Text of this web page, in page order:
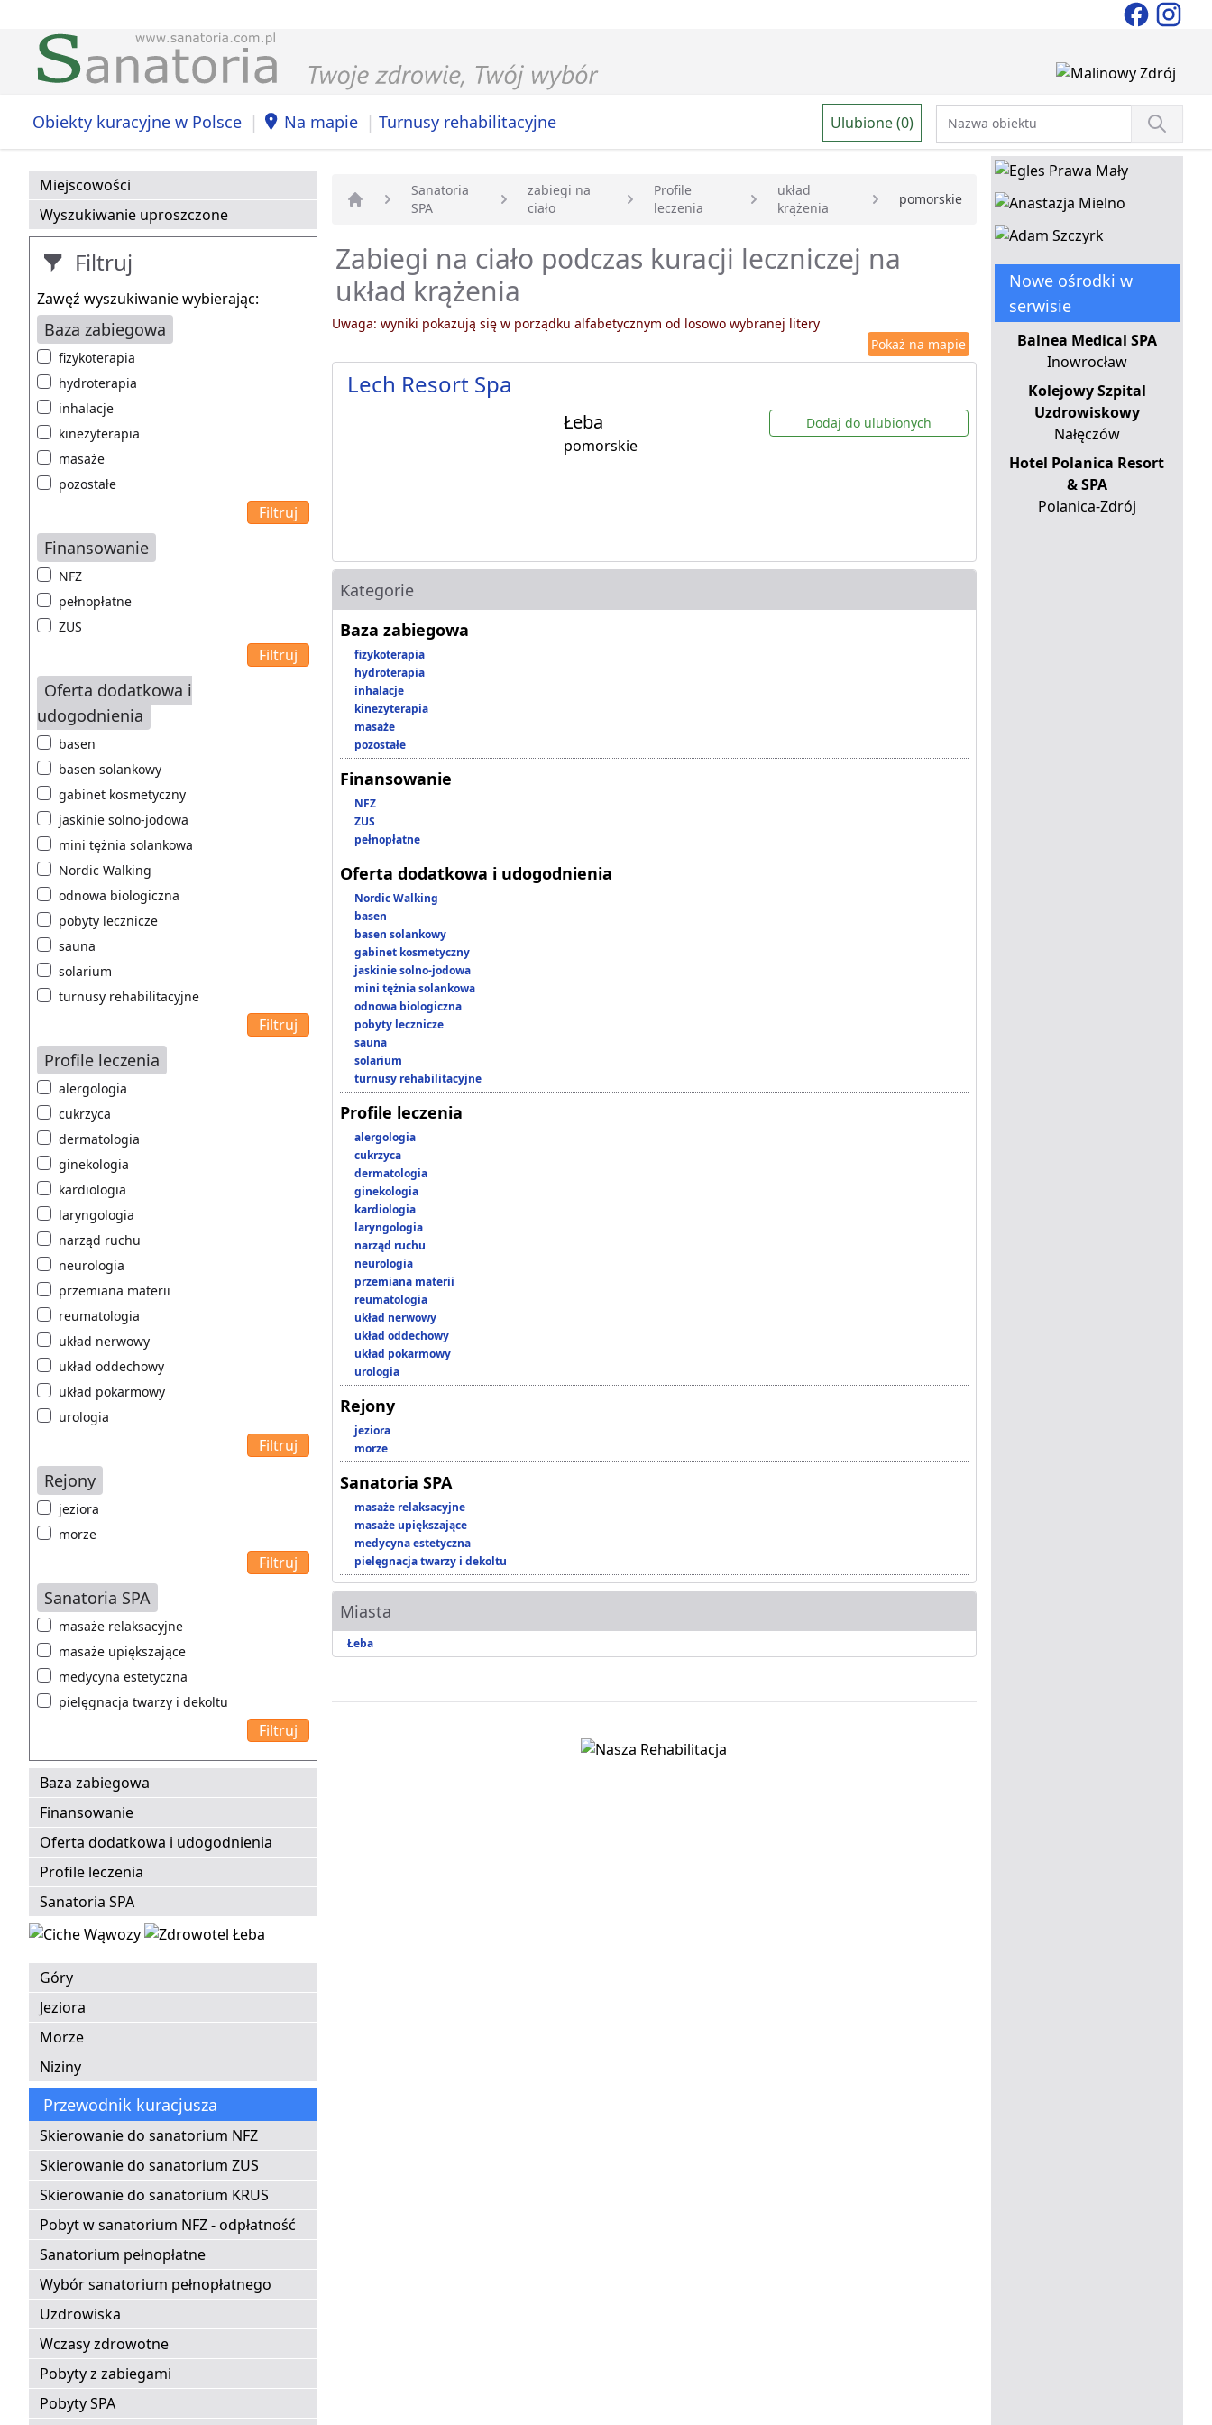
Obiekty kuracyjne w Polsce | Na mapie | Turnusy rehabilitacyjne Ulubione (0)
Miejscowości
Wyszukiwanie uproszczone
Filtruj
Zawęź wyszukiwanie wybierając:
Baza zabiegowa
fizykoterapia
hydroterapia
inhalacje
kinezyterapia
masaże
pozostałe
Finansowanie
NFZ
pełnopłatne
ZUS
Oferta dodatkowa i
udogodnienia
basen
basen solankowy
gabinet kosmetyczny
jaskinie solno-jodowa
mini tężnia solankowa
Nordic Walking
odnowa biologiczna
pobyty lecznicze
sauna
solarium
turnusy rehabilitacyjne
Profile leczenia
alergologia
cukrzyca
dermatologia
ginekologia
kardiologia
laryngologia
narząd ruchu
neurologia
przemiana materii
reumatologia
układ nerwowy
układ oddechowy
układ pokarmowy
urologia
Rejony
jeziora
morze
Sanatoria SPA
masaże relaksacyjne
masaże upiększające
medycyna estetyczna
pielęgnacja twarzy i dekoltu
Baza zabiegowa
Finansowanie
Oferta dodatkowa i udogodnienia
Profile leczenia
Sanatoria SPA
Góry
Jeziora
Morze
Niziny
Przewodnik kuracjusza
Skierowanie do sanatorium NFZ
Skierowanie do sanatorium ZUS
Skierowanie do sanatorium KRUS
Pobyt w sanatorium NFZ - odpłatność
Sanatorium pełnopłatne
Wybór sanatorium pełnopłatnego
Uzdrowiska
Wczasy zdrowotne
Pobyty z zabiegami
Pobyty SPA
Strona główna
Sanatoria
SPA
zabiegi na
ciało
Profile
leczenia
układ
krążenia
pomorskie
Zabiegi na ciało podczas kuracji leczniczej na
układ krążenia
Uwaga: wyniki pokazują się w porządku alfabetycznym od losowo wybranej litery
Pokaż na mapie
Lech Resort Spa
Łeba
pomorskie
Dodaj do ulubionych
Kategorie
Baza zabiegowa
fizykoterapia
hydroterapia
inhalacje
kinezyterapia
masaże
pozostałe
Finansowanie
NFZ
ZUS
pełnopłatne
Oferta dodatkowa i udogodnienia
Nordic Walking
basen
basen solankowy
gabinet kosmetyczny
jaskinie solno-jodowa
mini tężnia solankowa
odnowa biologiczna
pobyty lecznicze
sauna
solarium
turnusy rehabilitacyjne
Profile leczenia
alergologia
cukrzyca
dermatologia
ginekologia
kardiologia
laryngologia
narząd ruchu
neurologia
przemiana materii
reumatologia
układ nerwowy
układ oddechowy
układ pokarmowy
urologia
Rejony
jeziora
morze
Sanatoria SPA
masaże relaksacyjne
masaże upiększające
medycyna estetyczna
pielęgnacja twarzy i dekoltu
Miasta
Łeba
Nowe ośrodki w
serwisie
Balnea Medical SPA
Inowrocław
Kolejowy Szpital
Uzdrowiskowy
Nałęczów
Hotel Polanica Resort
& SPA
Polanica-Zdrój